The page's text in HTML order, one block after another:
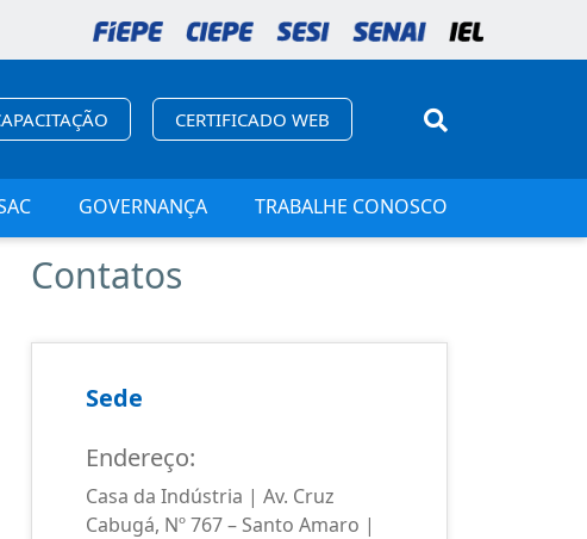
CERTIFICADO WEB
GOVERNANÇA TRABALHE CONOSCO
Contatos
Sede
Endereço:
Casa da Indústria | Av. Cruz
Cabugá, Nº 767 – Santo Amaro |